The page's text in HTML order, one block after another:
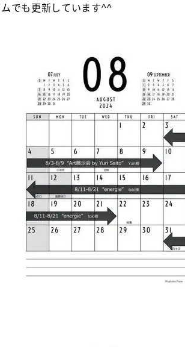
でも更新しています^^